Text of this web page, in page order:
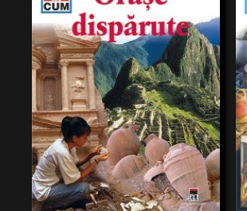
Ce este arheologia? Cum se determină
vârsta oraşelor dispărute? Careeste cel mai
vechi oraş cunoscut al lumii? Cine a
cumpărat un oraş mayaîngropat? Ce au
Rainer